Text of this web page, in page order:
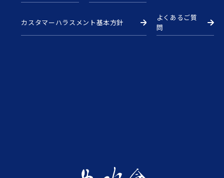
カスタマーハラスメント基本方針
よくあるご質
問